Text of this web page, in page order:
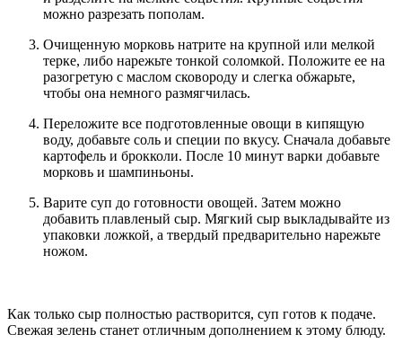
можно разрезать пополам.
Очищенную морковь натрите на крупной или мелкой
терке, либо нарежьте тонкой соломкой. Положите ее на
разогретую с маслом сковороду и слегка обжарьте,
чтобы она немного размягчилась.
Переложите все подготовленные овощи в кипящую
воду, добавьте соль и специи по вкусу. Сначала добавьте
картофель и брокколи. После 10 минут варки добавьте
морковь и шампиньоны.
Варите суп до готовности овощей. Затем можно
добавить плавленый сыр. Мягкий сыр выкладывайте из
упаковки ложкой, а твердый предварительно нарежьте
ножом.
Как только сыр полностью растворится, суп готов к подаче.
Свежая зелень станет отличным дополнением к этому блюду.